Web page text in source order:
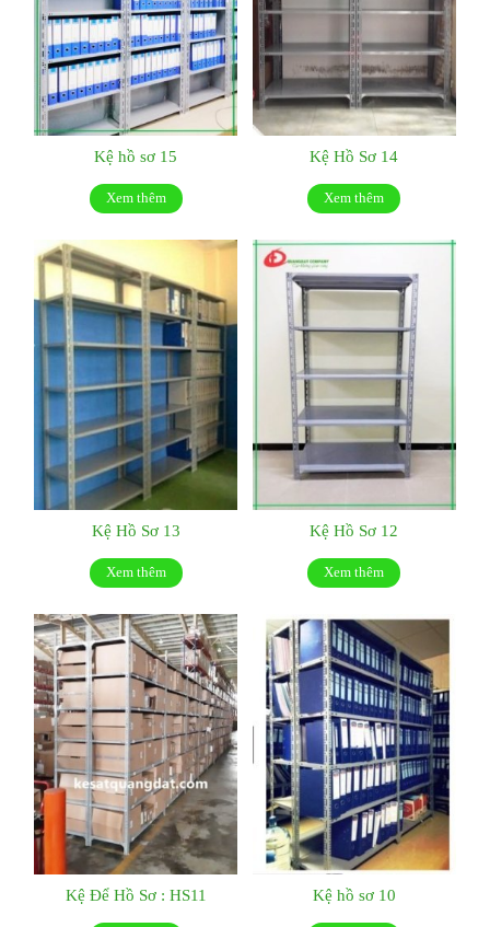
Kệ hồ sơ 15
Xem thêm
Kệ Hồ Sơ 14
Xem thêm
Kệ Hồ Sơ 13
Xem thêm
Kệ Hồ Sơ 12
Xem thêm
Kệ Để Hồ Sơ : HS11 Kệ hồ sơ 10